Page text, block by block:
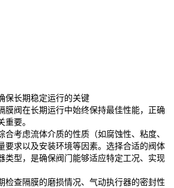
长期稳定运行的关键
阀在长期运行中始终保持最佳性能，正确
重要。
考虑流体介质的性质（如腐蚀性、粘度、
要求以及安装环境等因素。选择合适的阀体
类型，是确保阀门能够适应特定工况、实现
查隔膜的磨损情况、气动执行器的密封性